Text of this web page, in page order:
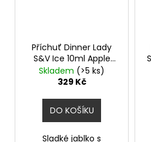
Příchuť Dinner Lady
S&V Ice 10ml Apple
Sours Ice
Skladem (>5 ks)
329 Kč
DO KOŠÍKU
Sladké jablko s